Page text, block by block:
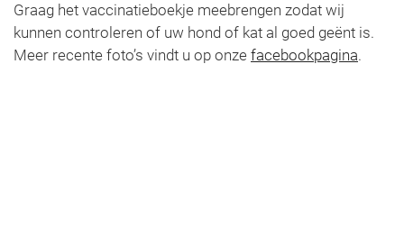
Graag het vaccinatieboekje meebrengen zodat wij
kunnen controleren of uw hond of kat al goed geënt is.
Meer recente foto’s vindt u op onze facebookpagina.